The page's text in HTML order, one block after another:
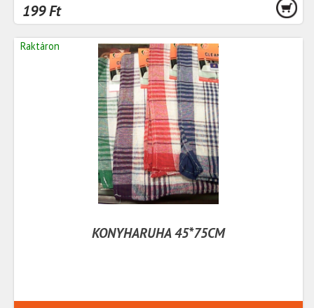
199 Ft
Raktáron
KONYHARUHA 45*75CM